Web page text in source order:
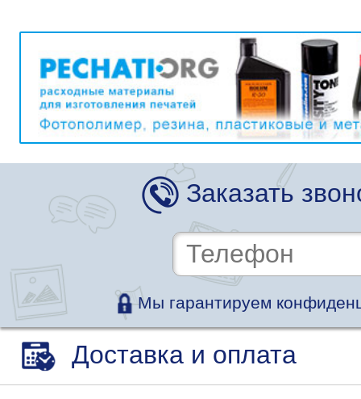
Заказать
Мы гарантируем
Доставка и оплата